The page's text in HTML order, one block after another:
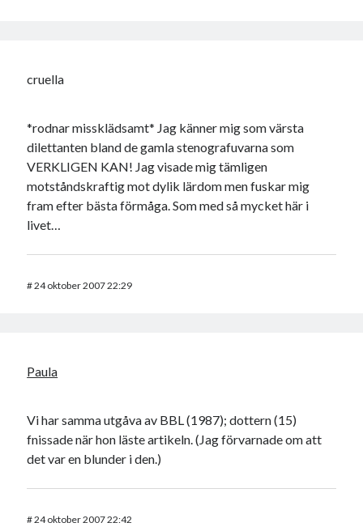
cruella
*rodnar missklädsamt* Jag känner mig som värsta
dilettanten bland de gamla stenografuvarna som
VERKLIGEN KAN! Jag visade mig tämligen
motståndskraftig mot dylik lärdom men fuskar mig
fram efter bästa förmåga. Som med så mycket här i
livet…
#24 oktober 2007 22:29
Paula
Vi har samma utgåva av BBL (1987); dottern (15)
fnissade när hon läste artikeln. (Jag förvarnade om att
det var en blunder i den.)
#24 oktober 2007 22:42